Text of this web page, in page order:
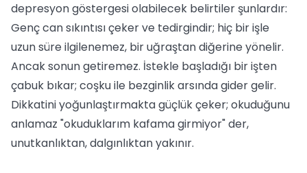
depresyon göstergesi olabilecek belirtiler şunlardır:
Genç can sıkıntısı çeker ve tedirgindir; hiç bir işle
uzun süre ilgilenemez, bir uğraştan diğerine yönelir.
Ancak sonun getiremez. İstekle başladığı bir işten
çabuk bıkar; coşku ile bezginlik arsında gider gelir.
Dikkatini yoğunlaştırmakta güçlük çeker; okuduğunu
anlamaz "okuduklarım kafama girmiyor" der,
unutkanlıktan, dalgınlıktan yakınır.